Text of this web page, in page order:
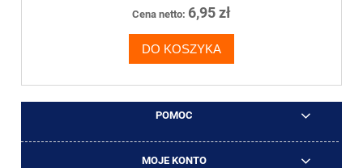
Cena netto: 6,95 zł
DO KOSZYKA
POMOC
MOJE KONTO